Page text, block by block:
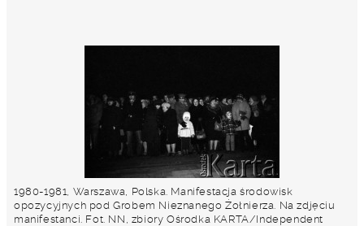
1980-1981, Warszawa, Polska. Manifestacja środowisk
opozycyjnych pod Grobem Nieznanego Żołnierza. Na zdjęciu
manifestanci. Fot. NN, zbiory Ośrodka KARTA/Independent